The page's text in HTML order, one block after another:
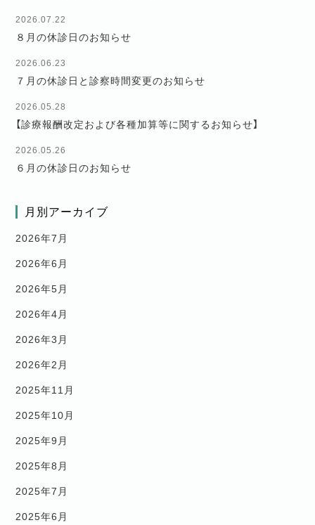
2026.07.22
８月の休診日のお知らせ
2026.06.23
７月の休診日と診察時間変更のお知らせ
2026.05.28
【診療報酬改定および各種加算等に関するお知らせ】
2026.05.26
６月の休診日のお知らせ
月別アーカイブ
2026年7月
2026年6月
2026年5月
2026年4月
2026年3月
2026年2月
2025年11月
2025年10月
2025年9月
2025年8月
2025年7月
2025年6月